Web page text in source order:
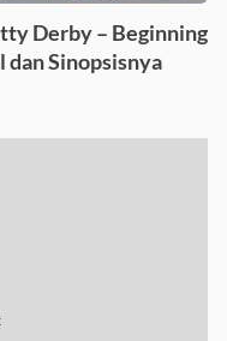
Derby – Beginning
dan Sinopsisnya